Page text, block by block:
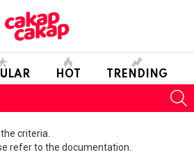
HOT TRENDING
criteria.
refer to the documentation.